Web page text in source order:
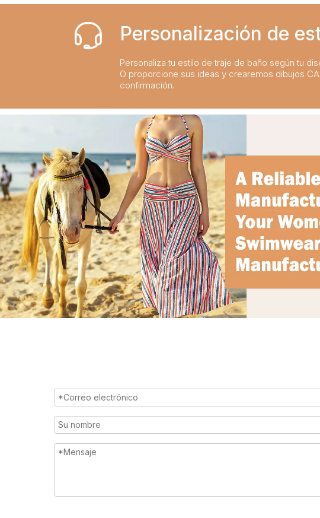
Personalización de
Personaliza tu estilo de traje de baño según tu
O proporcione sus ideas y crearemos dibujos
confirmación.